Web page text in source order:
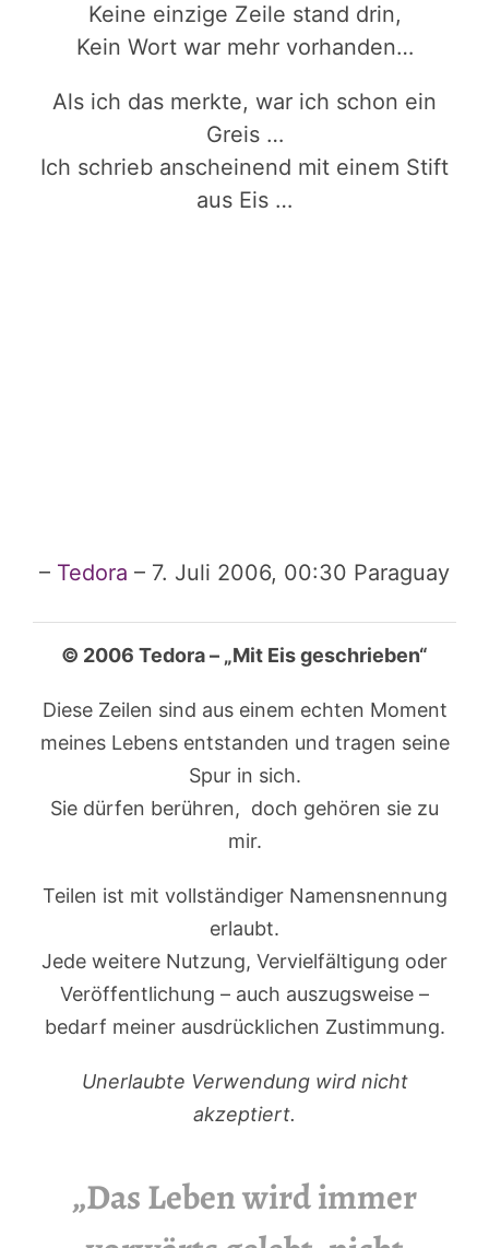
Keine einzige Zeile stand drin,
Kein Wort war mehr vorhanden…
Als ich das merkte, war ich schon ein
Greis …
Ich schrieb anscheinend mit einem Stift
aus Eis …
– Tedora – 7. Juli 2006, 00:30 Paraguay
© 2006 Tedora – „Mit Eis geschrieben“
Diese Zeilen sind aus einem echten Moment
meines Lebens entstanden und tragen seine
Spur in sich.
Sie dürfen berühren, doch gehören sie zu
mir.
Teilen ist mit vollständiger Namensnennung
erlaubt.
Jede weitere Nutzung, Vervielfältigung oder
Veröffentlichung – auch auszugsweise –
bedarf meiner ausdrücklichen Zustimmung.
Unerlaubte Verwendung wird nicht
akzeptiert.
„Das Leben wird immer